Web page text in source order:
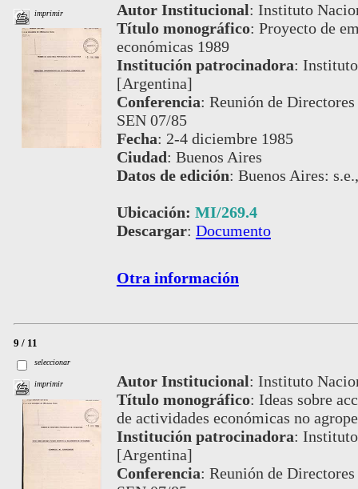
imprimir Autor Institucional: Instituto
Título monográfico: Proyecto de
económicas 1989
Institución patrocinadora:
[Argentina]
Conferencia: Reunión de
SEN 07/85
Fecha: 2-4 diciembre 1985
Ciudad: Buenos Aires
Datos de edición: Buenos Aires:
Ubicación: MI/269.4
Descargar: Documento
Otra información
9 / 11
seleccionar
imprimir Autor Institucional: Instituto
Título monográfico: Ideas sobre
de actividades económicas no
Institución patrocinadora:
[Argentina]
Conferencia: Reunión de